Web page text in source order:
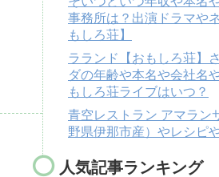
事務所は？出演ドラマや
もしろ荘】
ラランド【おもしろ荘】
ダの年齢や本名や会社名
もしろ荘ライブはいつ？
青空レストラン アマラン
野県伊那市産）やレシピ
人気記事ランキング